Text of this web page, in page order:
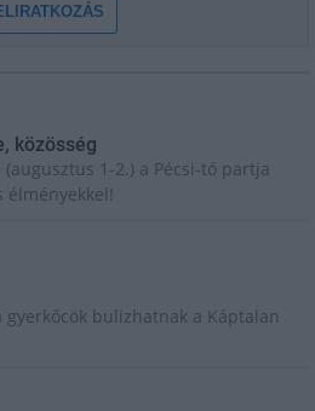
közösség
1-2.) a Pécsi-tó partja
gyerkőcök bulizhatnak a Káptalan